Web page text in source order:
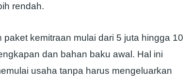
rendah.
kemitraan mulai dari 5 juta hingga 10
dan bahan baku awal. Hal ini
usaha tanpa harus mengeluarkan